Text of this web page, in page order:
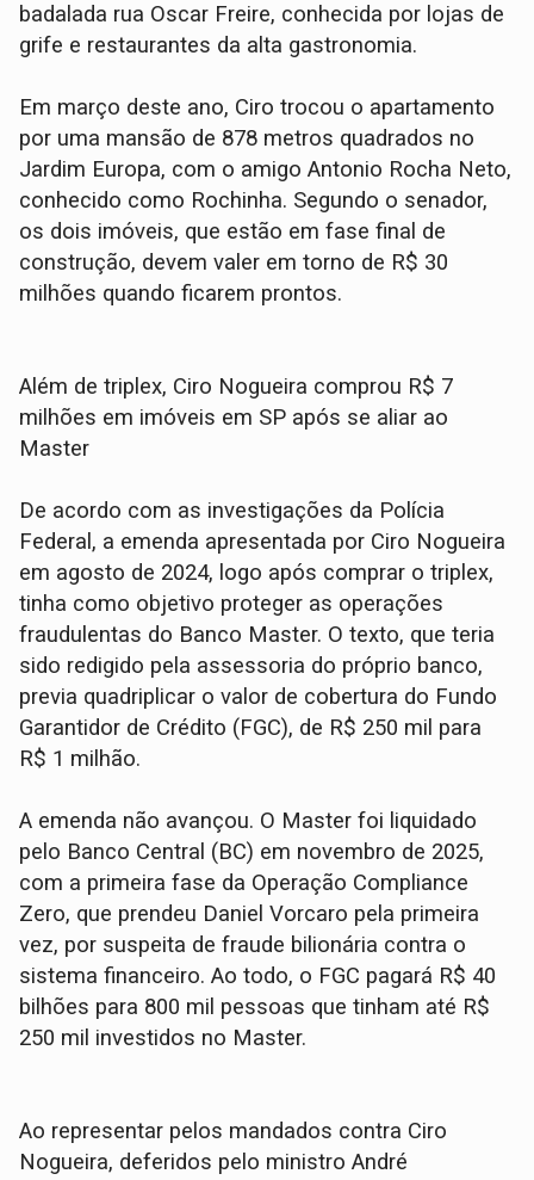
badalada rua Oscar Freire, conhecida por lojas de
grife e restaurantes da alta gastronomia.
Em março deste ano, Ciro trocou o apartamento
por uma mansão de 878 metros quadrados no
Jardim Europa, com o amigo Antonio Rocha Neto,
conhecido como Rochinha. Segundo o senador,
os dois imóveis, que estão em fase final de
construção, devem valer em torno de R$ 30
milhões quando ficarem prontos.
Além de triplex, Ciro Nogueira comprou R$ 7
milhões em imóveis em SP após se aliar ao
Master
De acordo com as investigações da Polícia
Federal, a emenda apresentada por Ciro Nogueira
em agosto de 2024, logo após comprar o triplex,
tinha como objetivo proteger as operações
fraudulentas do Banco Master. O texto, que teria
sido redigido pela assessoria do próprio banco,
previa quadriplicar o valor de cobertura do Fundo
Garantidor de Crédito (FGC), de R$ 250 mil para
R$ 1 milhão.
A emenda não avançou. O Master foi liquidado
pelo Banco Central (BC) em novembro de 2025,
com a primeira fase da Operação Compliance
Zero, que prendeu Daniel Vorcaro pela primeira
vez, por suspeita de fraude bilionária contra o
sistema financeiro. Ao todo, o FGC pagará R$ 40
bilhões para 800 mil pessoas que tinham até R$
250 mil investidos no Master.
Ao representar pelos mandados contra Ciro
Nogueira, deferidos pelo ministro André